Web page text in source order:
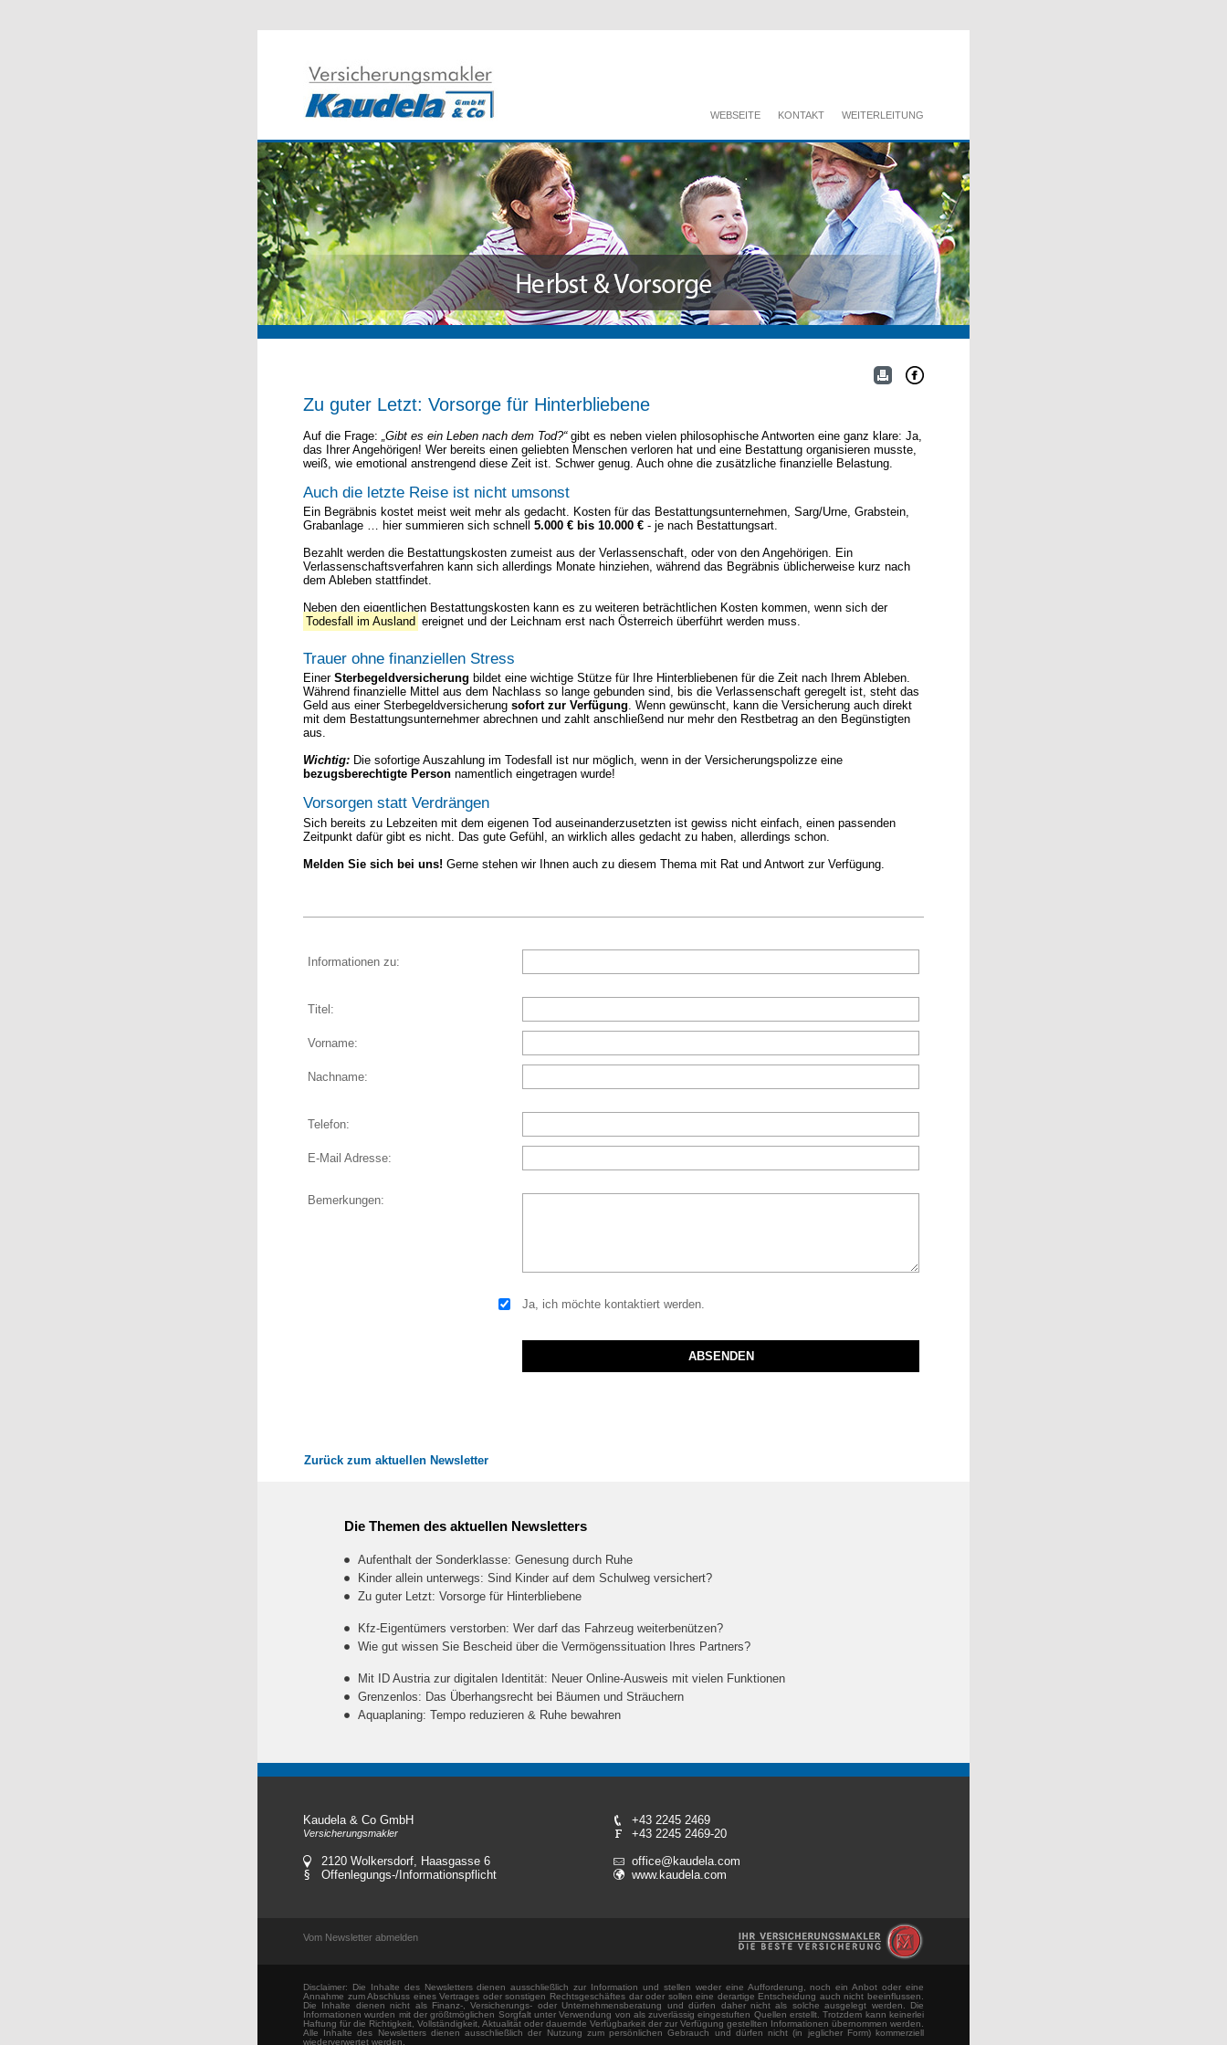
WEBSEITE KONTAKT WEITERLEITUNG
Zu guter Letzt: Vorsorge für Hinterbliebene
Auf die Frage: „Gibt es ein Leben nach dem Tod?“gibt es neben vielen philosophische Antworten eine ganz klare: Ja,
das Ihrer Angehörigen! Wer bereits einen geliebten Menschen verloren hat und eine Bestattung organisieren musste,
weiß, wie emotional anstrengend diese Zeit ist. Schwer genug. Auch ohne die zusätzliche finanzielle Belastung.
Auch die letzte Reise ist nicht umsonst
Ein Begräbnis kostet meist weit mehr als gedacht. Kosten für das Bestattungsunternehmen, Sarg/Urne, Grabstein,
Grabanlage … hier summieren sich schnell 5.000 € bis 10.000 € - je nach Bestattungsart.
Bezahlt werden die Bestattungskosten zumeist aus der Verlassenschaft, oder von den Angehörigen. Ein
Verlassenschaftsverfahren kann sich allerdings Monate hinziehen, während das Begräbnis üblicherweise kurz nach
dem Ableben stattfindet.
Neben den eigentlichen Bestattungskosten kann es zu weiteren beträchtlichen Kosten kommen, wenn sich der
Todesfall im Ausland ereignet und der Leichnam erst nach Österreich überführt werden muss.
Trauer ohne finanziellen Stress
Einer Sterbegeldversicherung bildet eine wichtige Stütze für Ihre Hinterbliebenen für die Zeit nach Ihrem Ableben.
Während finanzielle Mittel aus dem Nachlass so lange gebunden sind, bis die Verlassenschaft geregelt ist, steht das
Geld aus einer Sterbegeldversicherung sofort zur Verfügung. Wenn gewünscht, kann die Versicherung auch direkt
mit dem Bestattungsunternehmer abrechnen und zahlt anschließend nur mehr den Restbetrag an den Begünstigten
aus.
Wichtig: Die sofortige Auszahlung im Todesfall ist nur möglich, wenn in der Versicherungspolizze eine
bezugsberechtigte Person namentlich eingetragen wurde!
Vorsorgen statt Verdrängen
Sich bereits zu Lebzeiten mit dem eigenen Tod auseinanderzusetzten ist gewiss nicht einfach, einen passenden
Zeitpunkt dafür gibt es nicht. Das gute Gefühl, an wirklich alles gedacht zu haben, allerdings schon.
Melden Sie sich bei uns! Gerne stehen wir Ihnen auch zu diesem Thema mit Rat und Antwort zur Verfügung.
Informationen zu:
Titel:
Vorname:
Nachname:
Telefon:
E-Mail Adresse:
Bemerkungen:
Ja, ich möchte kontaktiert werden.
Zurück zum aktuellen Newsletter
Die Themen des aktuellen Newsletters
Aufenthalt der Sonderklasse: Genesung durch Ruhe
Kinder allein unterwegs: Sind Kinder auf dem Schulweg versichert?
Zu guter Letzt: Vorsorge für Hinterbliebene
Kfz-Eigentümers verstorben: Wer darf das Fahrzeug weiterbenützen?
Wie gut wissen Sie Bescheid über die Vermögenssituation Ihres Partners?
Mit ID Austria zur digitalen Identität: Neuer Online-Ausweis mit vielen Funktionen
Grenzenlos: Das Überhangsrecht bei Bäumen und Sträuchern
Aquaplaning: Tempo reduzieren & Ruhe bewahren
Kaudela & Co GmbH
Versicherungsmakler
2120 Wolkersdorf, Haasgasse 6
Offenlegungs-/Informationspflicht
+43 2245 2469
+43 2245 2469-20
office@kaudela.com
www.kaudela.com
Vom Newsletter abmelden
Disclaimer: Die Inhalte des Newsletters dienen ausschließlich zur Information und stellen weder eine Aufforderung, noch ein Anbot oder eine
Annahme zum Abschluss eines Vertrages oder sonstigen Rechtsgeschäftes dar oder sollen eine derartige Entscheidung auch nicht beeinflussen.
Die Inhalte dienen nicht als Finanz-, Versicherungs- oder Unternehmensberatung und dürfen daher nicht als solche ausgelegt werden. Die
Informationen wurden mit der größtmöglichen Sorgfalt unter Verwendung von als zuverlässig eingestuften Quellen erstellt. Trotzdem kann keinerlei
Haftung für die Richtigkeit, Vollständigkeit, Aktualität oder dauernde Verfügbarkeit der zur Verfügung gestellten Informationen übernommen werden.
Alle Inhalte des Newsletters dienen ausschließlich der Nutzung zum persönlichen Gebrauch und dürfen nicht (in jeglicher Form) kommerziell
wiederverwertet werden.